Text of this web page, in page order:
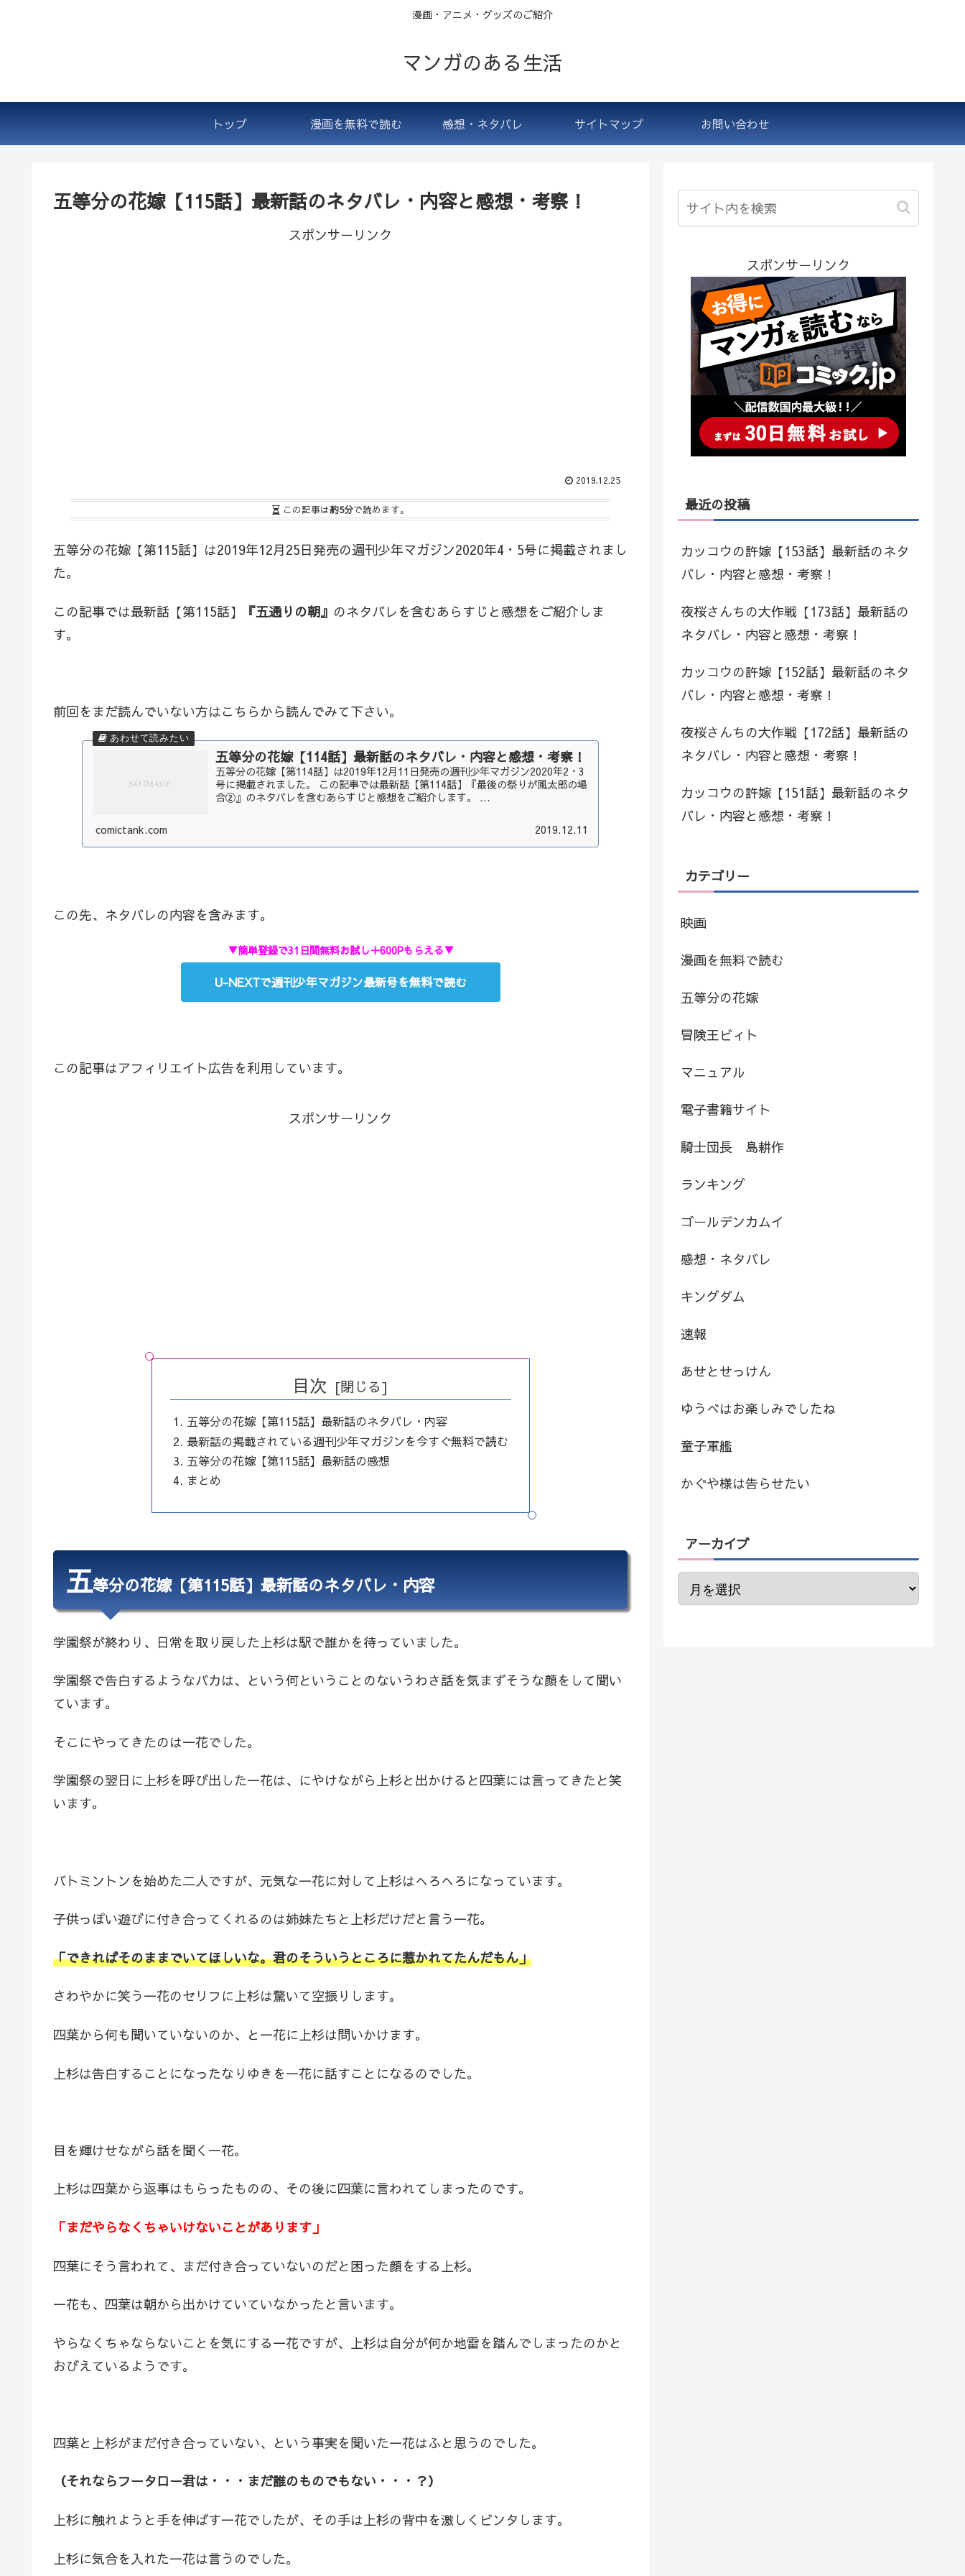
漫画・アニメ・グッズのご紹介
マンガのある生活
トップ 漫画を無料で読む 感想・ネタバレ サイトマップ お問い合わせ
五等分の花嫁【115話】最新話のネタバレ・内容と感想・考察！
スポンサーリンク
2019.12.25
この記事は約5分で読めます。
五等分の花嫁【第115話】は2019年12月25日発売の週刊少年マガジン2020年4・5号に掲載されまし
た。
この記事では最新話【第115話】 『五通りの朝』 のネタバレを含むあらすじと感想をご紹介しま
す。
前回をまだ読んでいない方はこちらから読んでみて下さい。
五等分の花嫁【114話】最新話のネタバレ・内容と感想・考察！
五等分の花嫁【第114話】は2019年12月11日発売の週刊少年マガジン2020年2・3
号に掲載されました。 この記事では最新話【第114話】『最後の祭りが風太郎の場
合②』のネタバレを含むあらすじと感想をご紹介します。 ...
comictank.com 2019.12.11
この先、ネタバレの内容を含みます。
▼簡単登録で31日間無料お試し＋600Pもらえる▼
U-NEXTで週刊少年マガジン最新号を無料で読む
この記事はアフィリエイト広告を利用しています。
スポンサーリンク
目次
五等分の花嫁【第115話】最新話のネタバレ・内容
最新話の掲載されている週刊少年マガジンを今すぐ無料で読む
五等分の花嫁【第115話】最新話の感想
まとめ
五等分の花嫁【第115話】最新話のネタバレ・内容
学園祭が終わり、日常を取り戻した上杉は駅で誰かを待っていました。
学園祭で告白するようなバカは、という何ということのないうわさ話を気まずそうな顔をして聞い
ています。
そこにやってきたのは一花でした。
学園祭の翌日に上杉を呼び出した一花は、にやけながら上杉と出かけると四葉には言ってきたと笑
います。
バトミントンを始めた二人ですが、元気な一花に対して上杉はへろへろになっています。
子供っぽい遊びに付き合ってくれるのは姉妹たちと上杉だけだと言う一花。
「できればそのままでいてほしいな。君のそういうところに惹かれてたんだもん」
さわやかに笑う一花のセリフに上杉は驚いて空振りします。
四葉から何も聞いていないのか、と一花に上杉は問いかけます。
上杉は告白することになったなりゆきを一花に話すことになるのでした。
目を輝けせながら話を聞く一花。
上杉は四葉から返事はもらったものの、その後に四葉に言われてしまったのです。
「まだやらなくちゃいけないことがあります」
四葉にそう言われて、まだ付き合っていないのだと困った顔をする上杉。
一花も、四葉は朝から出かけていていなかったと言います。
やらなくちゃならないことを気にする一花ですが、上杉は自分が何か地雷を踏んでしまったのかと
おびえているようです。
四葉と上杉がまだ付き合っていない、という事実を聞いた一花はふと思うのでした。
（それならフータロー君は・・・まだ誰のものでもない・・・？）
上杉に触れようと手を伸ばす一花でしたが、その手は上杉の背中を激しくビンタします。
上杉に気合を入れた一花は言うのでした。
スポンサーリンク
最近の投稿
カッコウの許嫁【153話】最新話のネタ
バレ・内容と感想・考察！
夜桜さんちの大作戦【173話】最新話の
ネタバレ・内容と感想・考察！
カッコウの許嫁【152話】最新話のネタ
バレ・内容と感想・考察！
夜桜さんちの大作戦【172話】最新話の
ネタバレ・内容と感想・考察！
カッコウの許嫁【151話】最新話のネタ
バレ・内容と感想・考察！
カテゴリー
映画
漫画を無料で読む
五等分の花嫁
冒険王ビィト
マニュアル
電子書籍サイト
騎士団長 島耕作
ランキング
ゴールデンカムイ
感想・ネタバレ
キングダム
速報
あせとせっけん
ゆうべはお楽しみでしたね
童子軍艦
かぐや様は告らせたい
アーカイブ